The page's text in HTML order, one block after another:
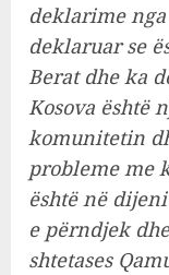
deklarime
deklaruar se
Berat dhe ka
Kosova është
komunitetin
probleme me
është në
e përndjek
shtetases